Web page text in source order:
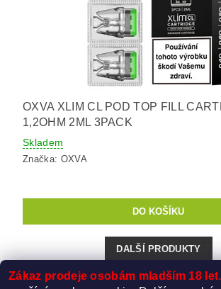
OXVA XLIM CL POD TOP FILL
1,2OHM 2ML 3PACK
Skladem
Značka: OXVA
DALŠÍ PRODUKTY
1
Zákaz prodeje osobám mladším 18 let.